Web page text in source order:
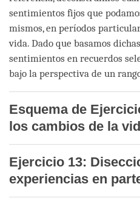
sentimientos fijos que
mismos, en períodos
vida. Dado que basamos
sentimientos en recuerdos
bajo la perspectiva de un
Esquema de
los cambios de la
Ejercicio 13:
experiencias en